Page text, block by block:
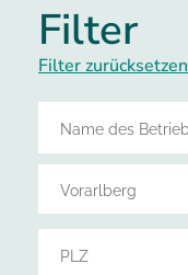
Filter
Filter zurücksetzen